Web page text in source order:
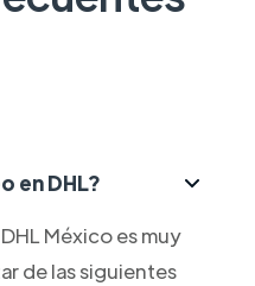
en DHL?
México es muy
de las siguientes